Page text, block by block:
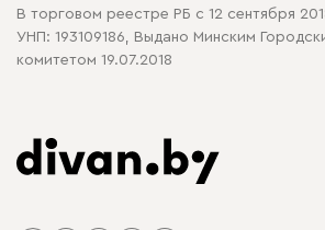
В торговом реестре РБ с 12 сентября
УНП: 193109186, Выдано Минским
комитетом 19.07.2018